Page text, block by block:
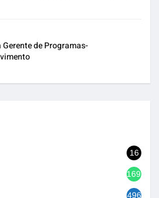
de Programas-
16
1692
496